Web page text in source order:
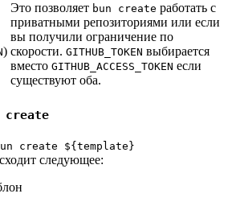
)
Это позволяет bun create работать с
приватными репозиториями или если
вы получили ограничение по
скорости. GITHUB_TOKEN выбирается
вместо GITHUB_ACCESS_TOKEN если
существуют оба.
create
create ${template}
следующее: